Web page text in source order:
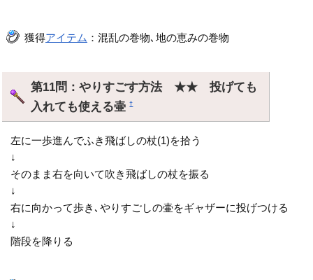
獲得アイテム ：混乱の巻物､地の恵みの巻物
第11問：やりすごす方法 ★★ 投げても
入れても使える壷†
左に一歩進んでふき飛ばしの杖(1)を拾う
↓
そのまま右を向いて吹き飛ばしの杖を振る
↓
右に向かって歩き､やりすごしの壷をギャザーに投げつける
↓
階段を降りる